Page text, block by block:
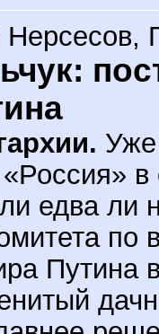
,
Уже
едва ли
по
Путина